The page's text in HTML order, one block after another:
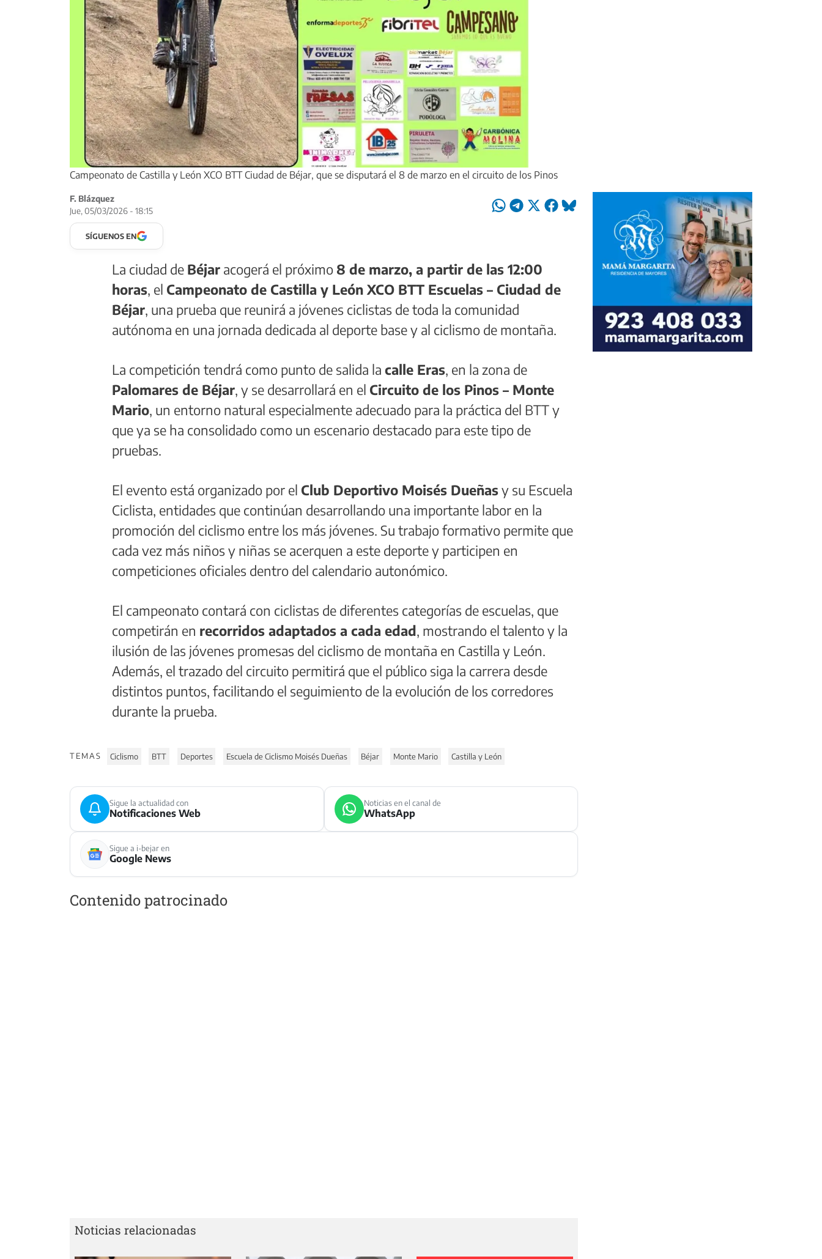
Campeonato de Castilla y León XCO BTT Ciudad de Béjar, que se disputará el 8 de marzo en el circuito de los Pinos
F. Blázquez
Jue, 05/03/2026 - 18:15
SÍGUENOS EN
La ciudad de Béjar acogerá el próximo 8 de marzo, a partir de las 12:00
horas, el Campeonato de Castilla y León XCO BTT Escuelas – Ciudad de
Béjar, una prueba que reunirá a jóvenes ciclistas de toda la comunidad
autónoma en una jornada dedicada al deporte base y al ciclismo de montaña.
La competición tendrá como punto de salida lacalle Eras, en la zona de
Palomares de Béjar, y se desarrollará en el Circuito de los Pinos – Monte
Mario, un entorno natural especialmente adecuado para la práctica del BTT y
que ya se ha consolidado como un escenario destacado para este tipo de
pruebas.
El evento está organizado por el Club Deportivo Moisés Dueñasy su Escuela
Ciclista, entidades que continúan desarrollando una importante labor en la
promoción del ciclismo entre los más jóvenes. Su trabajo formativo permite que
cada vez más niños y niñas se acerquen a este deporte y participen en
competiciones oficiales dentro del calendario autonómico.
El campeonato contará con ciclistas de diferentes categorías de escuelas, que
competirán en recorridos adaptados a cada edad, mostrando el talento y la
ilusión de las jóvenes promesas del ciclismo de montaña en Castilla y León.
Además, el trazado del circuito permitirá que el público siga la carrera desde
distintos puntos, facilitando el seguimiento de la evolución de los corredores
durante la prueba.
TEMAS Ciclismo BTT Deportes Escuela de Ciclismo Moisés Dueñas Béjar Monte Mario Castilla y León
Sigue la actualidad con
Notificaciones Web
Noticias en el canal de
WhatsApp
Sigue a i-bejar en
Google News
Contenido patrocinado
Noticias relacionadas